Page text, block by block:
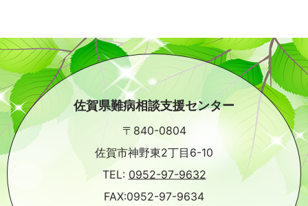
佐賀県難病相談支援センター
〒840-0804
佐賀市神野東2丁目6-10
TEL: 0952-97-9632
FAX:0952-97-9634